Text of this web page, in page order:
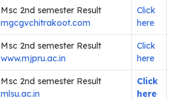
Msc 2nd semester Result
mgcgvchitrakoot.com
Click
here
Msc 2nd semester Result
www.mjpru.ac.in
Click
here
Msc 2nd semester Result
mlsu.ac.in
Click
here